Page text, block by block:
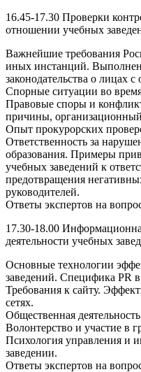
16.45-17.30 Проверки
отношении учебных
Важнейшие требования
иных инстанций.
законодательства о лицах
Спорные ситуации во
Правовые споры и
причины,
Опыт прокурорских
Ответственность за
образования. Примеры
учебных заведений к
предотвращения
руководителей.
Ответы экспертов на
17.30-18.00
деятельности учебных
Основные технологии
заведений. Специфика PR в
Требования к сайту.
сетях.
Общественная
Волонтерство и участие в
Психология управления и
заведении.
Ответы экспертов на